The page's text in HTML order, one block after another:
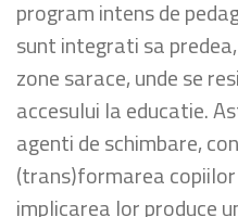
program intens de
sunt integrati sa
zone sarace, unde se
accesului la educatie.
agenti de schimbare,
(trans)formarea
implicarea lor produce